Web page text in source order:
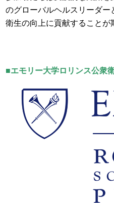
のグローバルヘルスリーダ
衛生の向上に貢献することが
■エモリー大学ロリンス公衆